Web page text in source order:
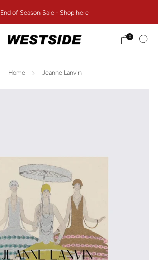
End of Season Sale - Shop here
0
Home Jeanne Lanvin